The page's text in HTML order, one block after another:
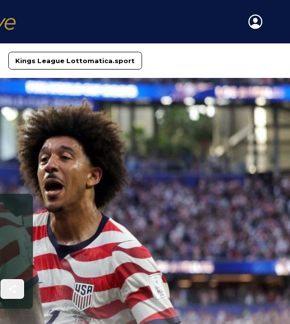
Kings League Lottomatica.sport